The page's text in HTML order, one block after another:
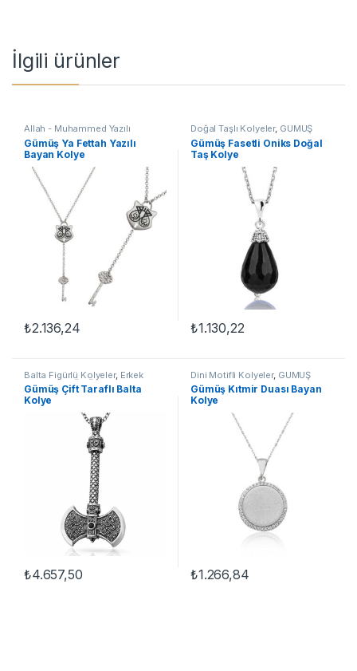
İlgili ürünler
Allah - Muhammed Yazılı
Kolyeler ,Dini Motifli Kolyeler
GÜMÜŞ TAKI,Kadın Kolyeleri
Kolye
Gümüş Ya Fettah Yazılı
Bayan Kolye
₺2.136,24
Doğal Taşlı Kolyeler, GÜMÜŞ
TAKI Kadın Kolyeleri, Kolye,
Taşlı Kolyeler
Gümüş Fasetli Oniks Doğal
Taş Kolye
₺1.130,22
Balta Figürlü Kolyeler, Erkek
Kolyeleri,GÜMÜŞ TAKI, Kolye
Gümüş Çift Taraflı Balta
Kolye
₺4.657,50
Dini Motifli Kolyeler, GÜMÜŞ
TAKI Kadın Kolyeleri Kıtmir
Duası Kolyeler,Kolye
Gümüş Kıtmir Duası Bayan
Kolye
₺1.266,84